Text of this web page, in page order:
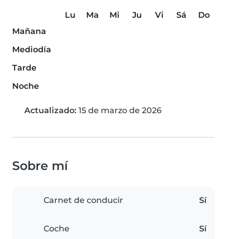
Lu Ma Mi Ju Vi Sá
Do
Mañana
Mediodía
Tarde
Noche
Actualizado: 15 de marzo de 2026
Sobre mí
Carnet de conducir Sí
Coche Sí